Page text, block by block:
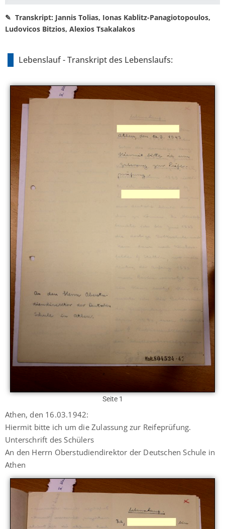
✎ Transkript: Jannis Tolias, Ionas Kablitz-Panagiotopoulos,
Ludovicos Bitzios, Alexios Tsakalakos
Lebenslauf - Transkript des Lebenslaufs:
Seite 1
Athen, den 16.03.1942:
Hiermit bitte ich um die Zulassung zur Reifeprüfung.
Unterschrift des Schülers
An den Herrn Oberstudiendirektor der Deutschen Schule in
Athen